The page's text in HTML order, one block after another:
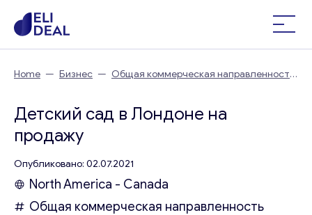
Home — Бизнес — Общая коммерческая направленность
Детский сад в Лондоне на
продажу
Опубликовано: 02.07.2021
North America - Canada
Общая коммерческая направленность